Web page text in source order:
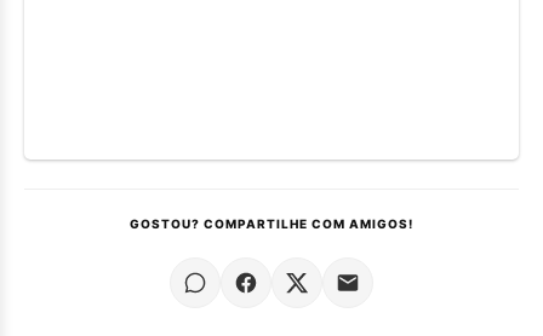
GOSTOU? COMPARTILHE COM AMIGOS!